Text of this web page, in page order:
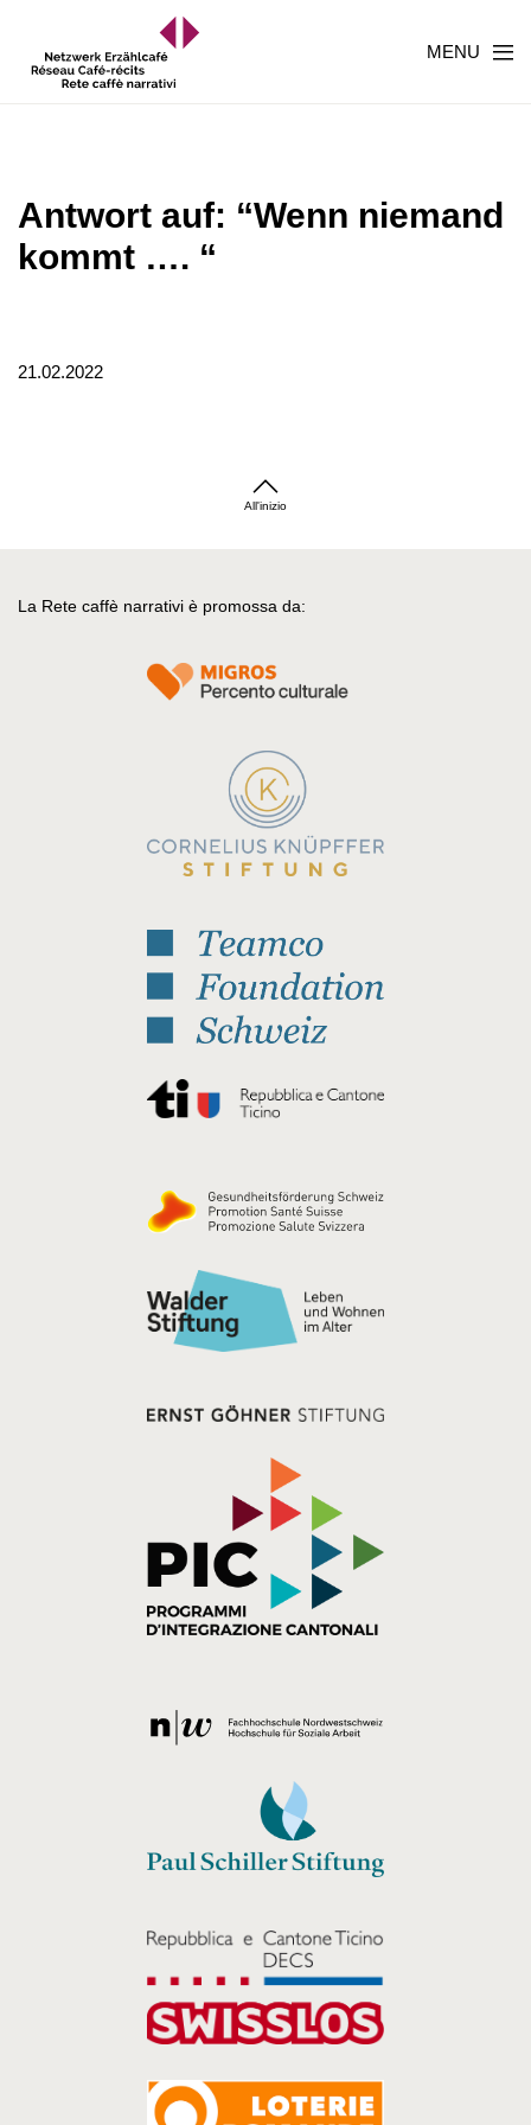
MENU
Antwort auf: “Wenn niemand
kommt …. “
21.02.2022
All'inizio
La Rete caffè narrativi è promossa da: